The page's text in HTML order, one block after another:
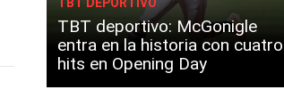
TBT deportivo: McGonigle
entra en la historia con cuatro
hits en Opening Day